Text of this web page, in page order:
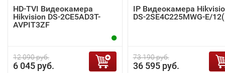
HD-TVI Видеокамера
Hikvision DS-2CE5AD3T-
AVPIT3ZF
12 090 руб.
6 045 руб.
IP Видеокамера
DS-2SE4C225MWG-E/
73 190 руб.
36 595 руб.